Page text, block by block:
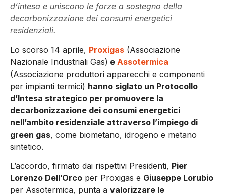
d’intesa e uniscono le forze a sostegno della
decarbonizzazione dei consumi energetici
residenziali.
Lo scorso 14 aprile, Proxigas (Associazione
Nazionale Industriali Gas) e Assotermica
(Associazione produttori apparecchi e componenti
per impianti termici) hanno siglato un Protocollo
d’Intesa strategico per promuovere la
decarbonizzazione dei consumi energetici
nell’ambito residenziale attraverso l’impiego di
green gas, come biometano, idrogeno e metano
sintetico.
L’accordo, firmato dai rispettivi Presidenti, Pier
Lorenzo Dell’Orco per Proxigas e Giuseppe Lorubio
per Assotermica, punta a valorizzare le